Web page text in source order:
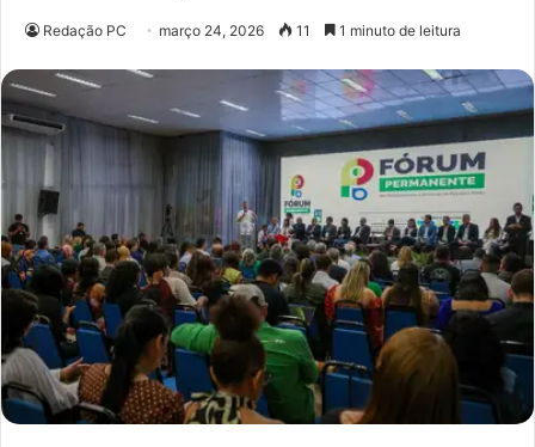
Redação PC março 24, 2026 11 1 minuto de leitura